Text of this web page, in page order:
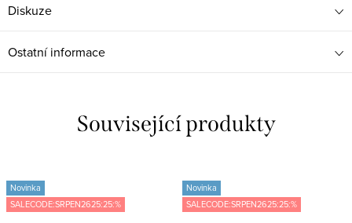
Diskuze
Ostatní informace
Související produkty
Novinka
SALECODE:SRPEN2625:25:%
Novinka
SALECODE:SRPEN2625:25:%